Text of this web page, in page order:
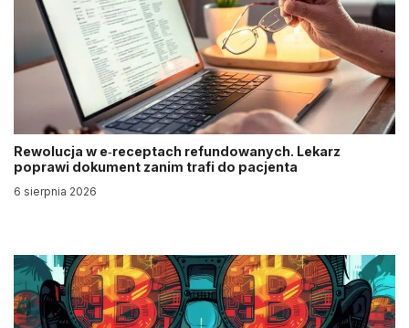
Rewolucja w e‑receptach refundowanych. Lekarz
poprawi dokument zanim trafi do pacjenta
6 sierpnia 2026